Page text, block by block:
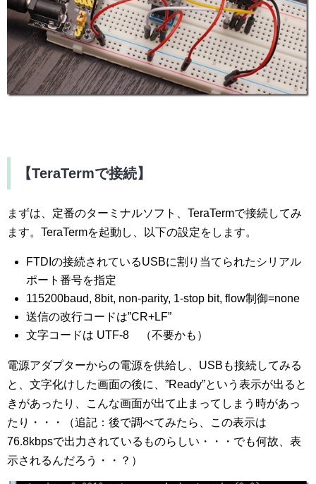
【TeraTermで接続】
まずは、定番のターミナルソフト、TeraTermで接続してみ
ます。TeraTermを起動し、以下の設定をします。
FTDIの接続されているUSBに割り当てられたシリアル
ポート番号を指定
115200baud, 8bit, non-parity, 1-stop bit, flow制御=none
送信の改行コードは”CR+LF”
文字コードは UTF-8 （不要かも）
電源アダプターからの電源を供給し、USBも接続してみる
と、文字化けした画面の後に、”Ready”という表示が出ると
きがあったり、こんな画面が出て止まってしまう時があっ
たり・・・（追記：後で調べてみたら、この表示は
76.8kbpsで出力されているものらしい・・・でも何故、表
示されるんだろう・・？）